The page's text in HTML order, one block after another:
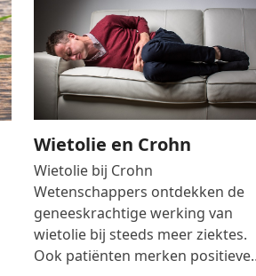
Wietolie en Crohn
Wietolie bij Crohn
Wetenschappers ontdekken de
geneeskrachtige werking van
wietolie bij steeds meer ziektes.
Ook patiënten merken